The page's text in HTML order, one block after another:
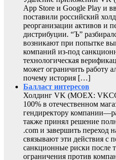
App Store и Google Play и
поставили российский
реорганизации активов и
дистрибуции. “Ъ”
возникают при попытке
компаний из-под
технологическая
может ограничить работу
почему история […]
Балласт интересов
Холдинг VK (MOEX:
100% в отечественном
гендиректору
также принял решение
.com и завершить переход
связывают эти действия с
санкционные риски после
ограничения против